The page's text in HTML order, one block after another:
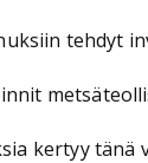
tehdyt
kertyy tänä